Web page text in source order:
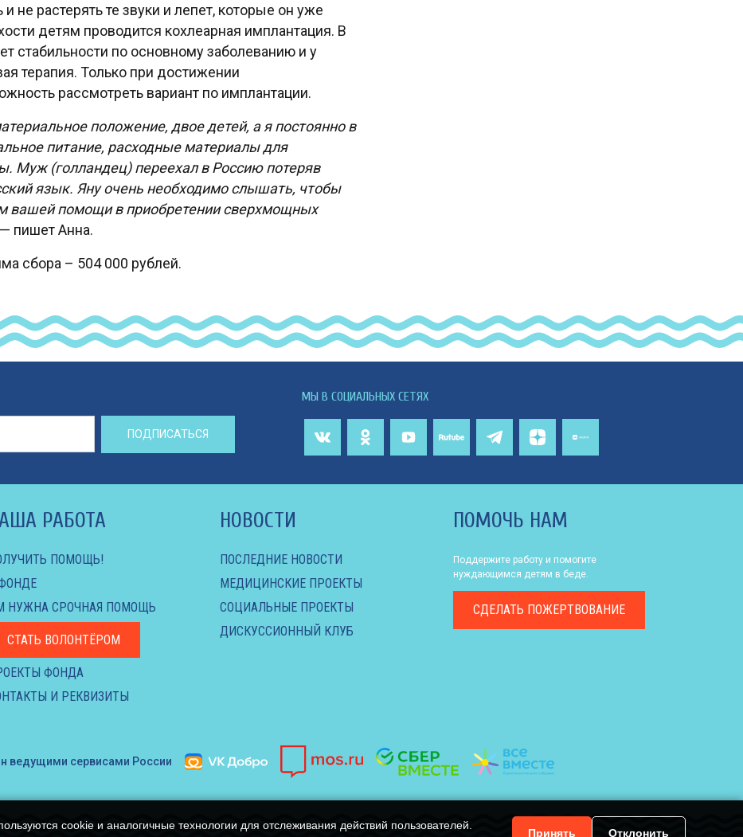
растерять те звуки и лепет, которые он уже
детям проводится кохлеарная имплантация. В
стабильности по основному заболеванию и у
терапия. Только при достижении
рассмотреть вариант по имплантации.
положение, двое детей, а я постоянно в
питание, расходные материалы для
Муж (голландец) переехал в Россию потеряв
язык. Яну очень необходимо слышать, чтобы
вашей помощи в приобретении сверхмощных
— пишет Анна.
сбора – 504 000 рублей.
ПОДПИСАТЬСЯ
МЫ В СОЦИАЛЬНЫХ СЕТЯХ
РАБОТА
ПОМОЩЬ!
НУЖНА СРОЧНАЯ ПОМОЩЬ
СТАТЬ ВОЛОНТЁРОМ
ФОНДА
И РЕКВИЗИТЫ
НОВОСТИ
ПОСЛЕДНИЕ НОВОСТИ
МЕДИЦИНСКИЕ ПРОЕКТЫ
СОЦИАЛЬНЫЕ ПРОЕКТЫ
ДИСКУССИОННЫЙ КЛУБ
ПОМОЧЬ НАМ
Поддержите работу и помогите
нуждающимся детям в беде.
СДЕЛАТЬ ПОЖЕРТВОВАНИЕ
ведущими сервисами России
cookie и аналогичные технологии для отслеживания действий пользователей.
Принять Отклонить